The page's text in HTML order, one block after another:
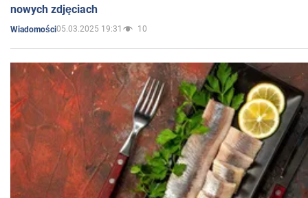
nowych zdjęciach
Wiadomości05.03.2025 19:31 10